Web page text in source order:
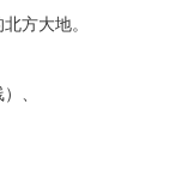
方大地。
、